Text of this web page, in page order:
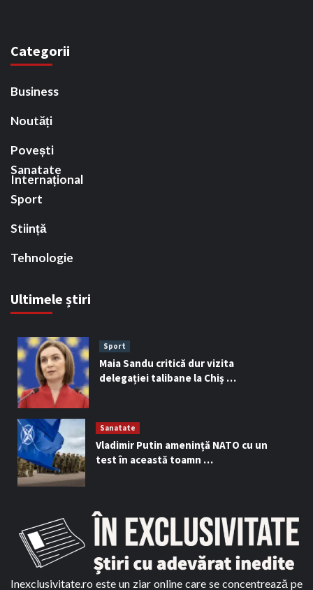
Categorii
Business
Noutăți
Povești
Internațional
Sanatate
Sport
Stiință
Tehnologie
Ultimele știri
Sport
Maia Sandu critică dur vizita
delegației talibane la Chiș …
Sanatate
Vladimir Putin amenință NATO cu un
test în această toamn …
Inexclusivitate.ro este un ziar online care se concentrează pe